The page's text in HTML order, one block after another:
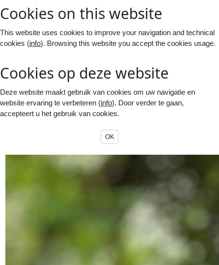
Cookies on this website
This website uses cookies to improve your navigation and technical
cookies (info). Browsing this website you accept the cookies usage.
Cookies op deze website
Deze website maakt gebruik van cookies om uw navigatie en
website ervaring te verbeteren (info). Door verder te gaan,
accepteert u het gebruik van cookies.
OK